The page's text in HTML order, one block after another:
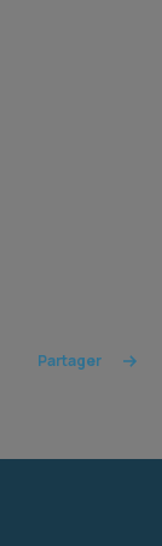
Partager